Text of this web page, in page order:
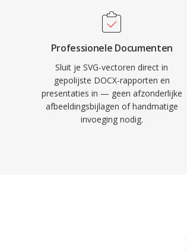
Professionele Documenten
Sluit je SVG-vectoren direct in
gepolijste DOCX-rapporten en
presentaties in — geen afzonderlijke
afbeeldingsbijlagen of handmatige
invoeging nodig.